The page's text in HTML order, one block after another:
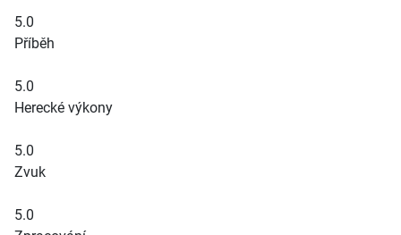
5.0
Příběh
5.0
Herecké výkony
5.0
Zvuk
5.0